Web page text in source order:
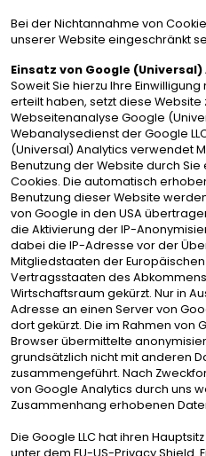
Bei der Nichtannahme von
unserer Website eingeschränkt
Einsatz von Google
Soweit Sie hierzu Ihre Einwilligung
erteilt haben, setzt diese Website
Webseitenanalyse Google
Webanalysedienst der Google
(Universal) Analytics verwendet
Benutzung der Website durch
Cookies. Die automatisch
Benutzung dieser Website
von Google in den USA
die Aktivierung der IP-
dabei die IP-Adresse vor der
Mitgliedstaaten der
Vertragsstaaten des
Wirtschaftsraum gekürzt. Nur in
Adresse an einen Server von
dort gekürzt. Die im Rahmen von
Browser übermittelte
grundsätzlich nicht mit anderen
zusammengeführt. Nach
von Google Analytics durch uns
Zusammenhang erhobenen
Die Google LLC hat ihren
unter dem EU-US-Privacy Shield.